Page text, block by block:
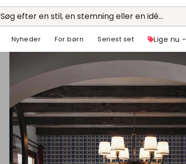
Søg efter en stil, en stemning eller en idé...
Nyheder For børn Senest set Lige nu -